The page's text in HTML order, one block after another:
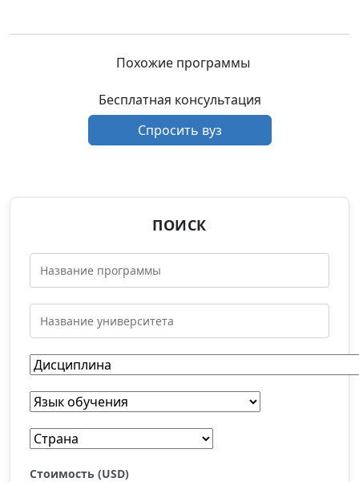
Похожие программы
Бесплатная консультация
Спросить вуз
ПОИСК
Стоимость (USD)